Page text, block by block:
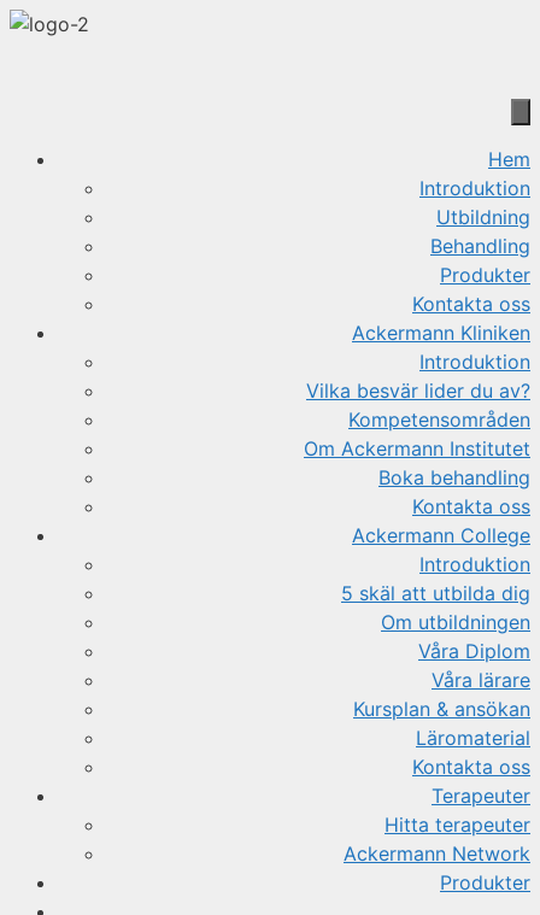
Hoppa
Hem
Introduktion
Utbildning
Behandling
Produkter
Kontakta oss
Ackermann Kliniken
Introduktion
Vilka besvär lider du av?
Kompetensområden
Om Ackermann Institutet
Boka behandling
Kontakta oss
Ackermann College
Introduktion
5 skäl att utbilda dig
Om utbildningen
Våra Diplom
Våra lärare
Kursplan & ansökan
Läromaterial
Kontakta oss
Terapeuter
Hitta terapeuter
Ackermann Network
Produkter